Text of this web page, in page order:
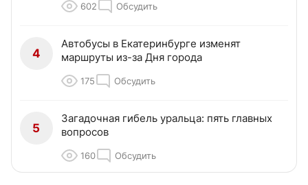
602 Обсудить
4
Автобусы в Екатеринбурге изменят
маршруты из-за Дня города
175 Обсудить
5
Загадочная гибель уральца: пять главных
вопросов
160 Обсудить